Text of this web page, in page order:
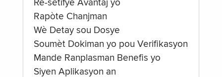
Re-sètifye Avantaj yo
Rapòte Chanjman
Wè Detay sou Dosye
Soumèt Dokiman yo pou Verifikasyon
Mande Ranplasman Benefis yo
Siyen Aplikasyon an